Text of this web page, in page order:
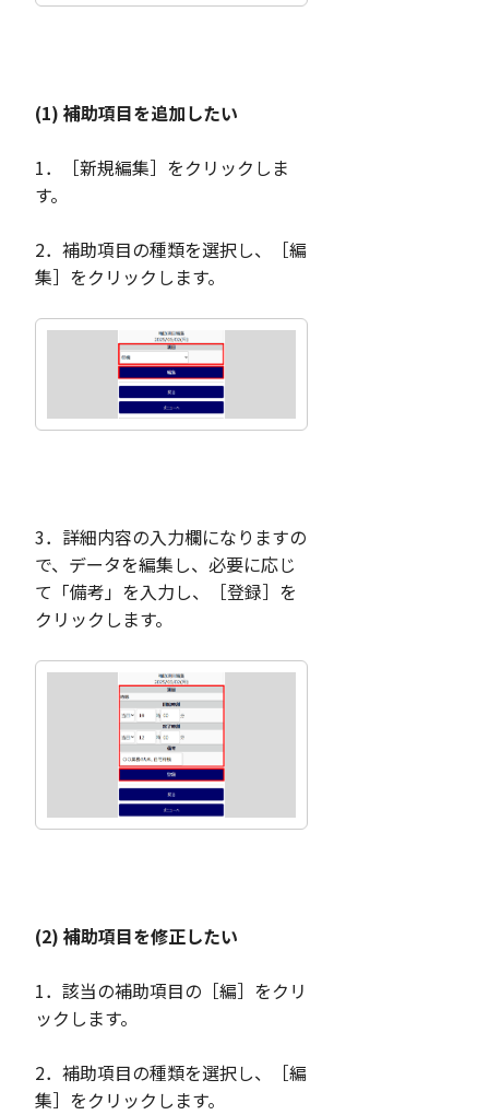
(1) 補助項目を追加したい
1．［新規編集］をクリックしま
す。
2．補助項目の種類を選択し、［編
集］をクリックします。
3．詳細内容の入力欄になりますの
で、データを編集し、必要に応じ
て「備考」を入力し、［登録］を
クリックします。
(2) 補助項目を修正したい
1．該当の補助項目の［編］をクリ
ックします。
2．補助項目の種類を選択し、［編
集］をクリックします。